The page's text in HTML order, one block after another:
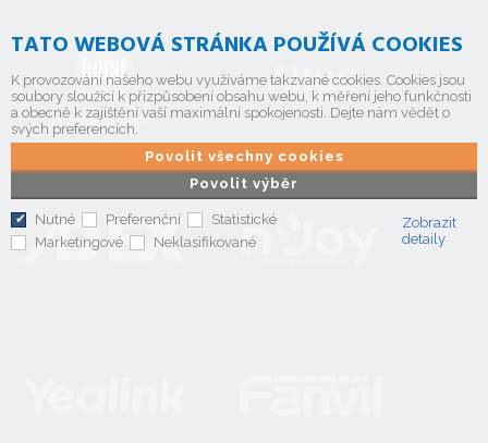
TATO WEBOVÁ STRÁNKA POUŽÍVÁ COOKIES
K provozování našeho webu využíváme takzvané cookies. Cookies jsou
soubory sloužící k přizpůsobení obsahu webu, k měření jeho funkčnosti
a obecně k zajištění vaší maximální spokojenosti. Dejte nám vědět o
svých preferencích.
Povolit výběr
Povolit všechny cookies
Nutné Preferenční
Statistické
Marketingové
Neklasifikované
Zobrazit
detaily